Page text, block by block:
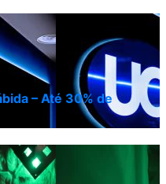
– Até 30% de